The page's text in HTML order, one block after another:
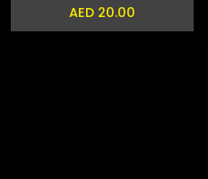
AED 20.00